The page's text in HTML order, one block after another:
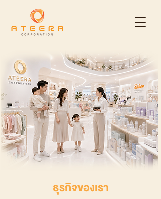
ธุรกิจของเรา